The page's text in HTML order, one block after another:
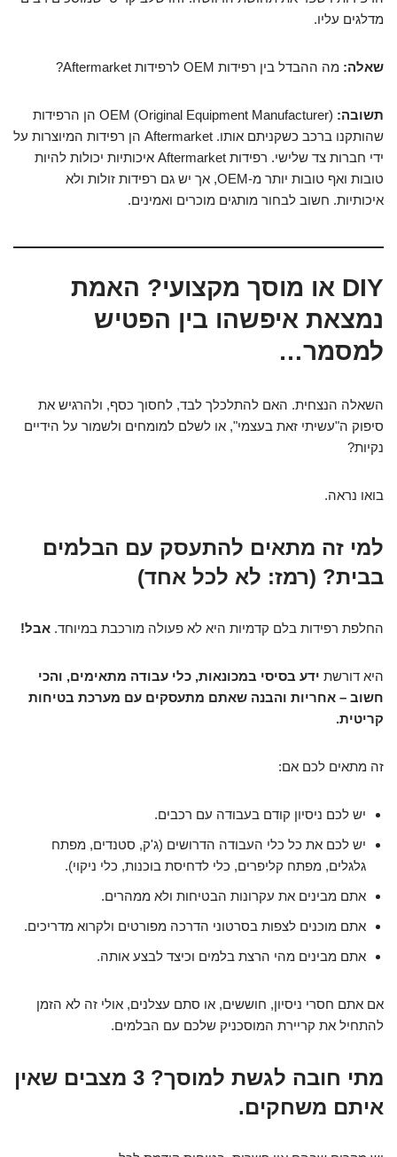
מדלגים עליו.
שאלה: מה ההבדל בין רפידות OEM לרפידות Aftermarket?
תשובה:
OEM (Original Equipment Manufacturer) הן הרפידות
שהותקנו ברכב כשקניתם אותו. Aftermarket הן רפידות המיוצרות על
ידי חברות צד שלישי. רפידות Aftermarket איכותיות יכולות להיות
טובות ואף טובות יותר מ-OEM, אך יש גם רפידות זולות ולא
איכותיות. חשוב לבחור מותגים מוכרים ואמינים.
DIY או מוסך מקצועי? האמת
נמצאת איפשהו בין הפטיש
למסמר…
השאלה הנצחית. האם להתלכלך לבד, לחסוך כסף, ולהרגיש את
סיפוק ה"עשיתי זאת בעצמי", או לשלם למומחים ולשמור על הידיים
נקיות?
בואו נראה.
למי זה מתאים להתעסק עם הבלמים
בבית? (רמז: לא לכל אחד)
החלפת רפידות בלם קדמיות היא לא פעולה מורכבת במיוחד. אבל!
היא דורשת ידע בסיסי במכונאות, כלי עבודה מתאימים, והכי
חשוב – אחריות והבנה שאתם מתעסקים עם מערכת בטיחות
קריטית.
זה מתאים לכם אם:
יש לכם ניסיון קודם בעבודה עם רכבים.
יש לכם את כל כלי העבודה הדרושים (ג'ק, סטנדים, מפתח
גלגלים, מפתח קליפרים, כלי לדחיסת בוכנות, כלי ניקוי).
אתם מבינים את עקרונות הבטיחות ולא ממהרים.
אתם מוכנים לצפות בסרטוני הדרכה מפורטים ולקרוא מדריכים.
אתם מבינים מהי הרצת בלמים וכיצד לבצע אותה.
אם אתם חסרי ניסיון, חוששים, או סתם עצלנים, אולי זה לא הזמן
להתחיל את קריירת המוסכניק שלכם עם הבלמים.
מתי חובה לגשת למוסך? 3 מצבים שאין
איתם משחקים.